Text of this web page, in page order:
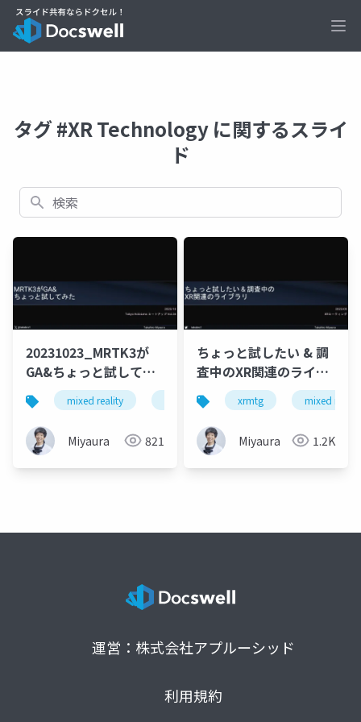
タグ #XR Technology に関するスライ
ド
検索
20231023_MRTK3が
GA&ちょっと試してみ
た
mixed reality mrtk3 unity
Miyaura 821
ちょっと試したい & 調
査中のXR関連のライブ
ラリ
xrmtg mixed reality
Miyaura 1.2K
運営：株式会社アプルーシッド
利用規約